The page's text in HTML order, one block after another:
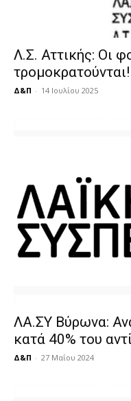
Λ.Σ. Αττικής: Οι
τρομοκρατούνται!
Δ&Π - 14 Ιουλίου 2025
ΛΑ.ΣΥ Βύρωνα:
κατά 40% του
Δ&Π - 27 Μαΐου 2024